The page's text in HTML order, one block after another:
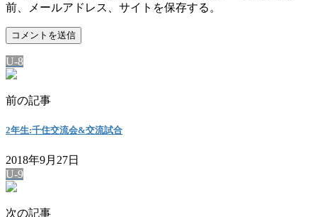
前、メールアドレス、サイトを保存する。
U-8
前の記事
2年生:千住交流会&交流試合
2018年9月27日
U-9
次の記事